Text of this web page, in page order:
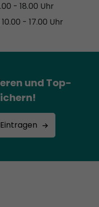
- 18.00 Uhr
- 17.00 Uhr
und Top-